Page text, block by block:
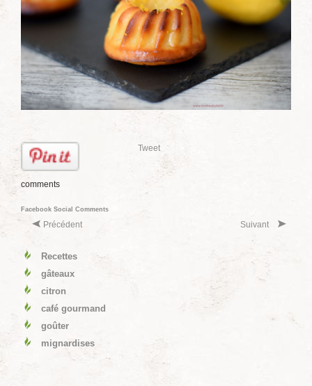
Tweet
comments
Facebook Social Comments
Précédent Suivant
Recettes
gâteaux
citron
café gourmand
goûter
mignardises